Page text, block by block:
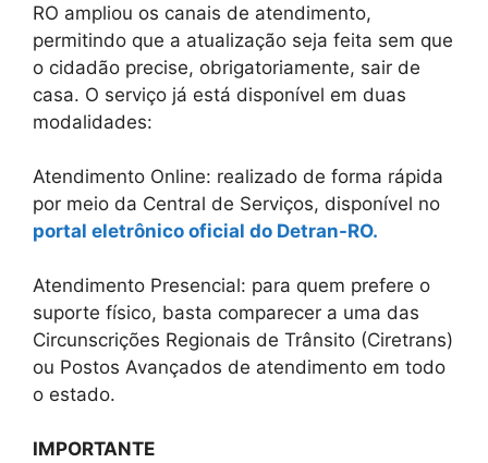
RO ampliou os canais de atendimento,
permitindo que a atualização seja feita sem que
o cidadão precise, obrigatoriamente, sair de
casa. O serviço já está disponível em duas
modalidades:
Atendimento Online: realizado de forma rápida
por meio da Central de Serviços, disponível no
portal eletrônico oficial do Detran-RO.
Atendimento Presencial: para quem prefere o
suporte físico, basta comparecer a uma das
Circunscrições Regionais de Trânsito (Ciretrans)
ou Postos Avançados de atendimento em todo
o estado.
IMPORTANTE